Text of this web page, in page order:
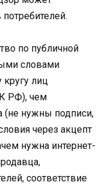
по публичной
словами
лиц
РФ), чем
(не нужны подписи,
через акцепт
нужна интернет-
соответствие